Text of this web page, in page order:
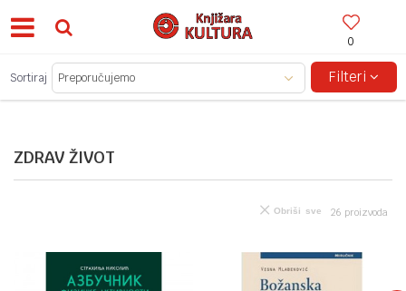
0
BESPLATNA ISPORUKA ZA IZNOSE PREKO 150KM!
ZDRAV ŽIVOT
Sortiraj Filteri
26 proizvoda
Obriši sve